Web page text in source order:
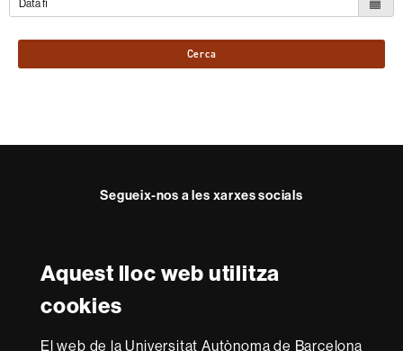
Aquest lloc web utilitza
cookies
El web de la Universitat Autònoma de Barcelona
Cerca
Segueix-nos a les xarxes socials
Reconeixement internacional de l'excel·lència